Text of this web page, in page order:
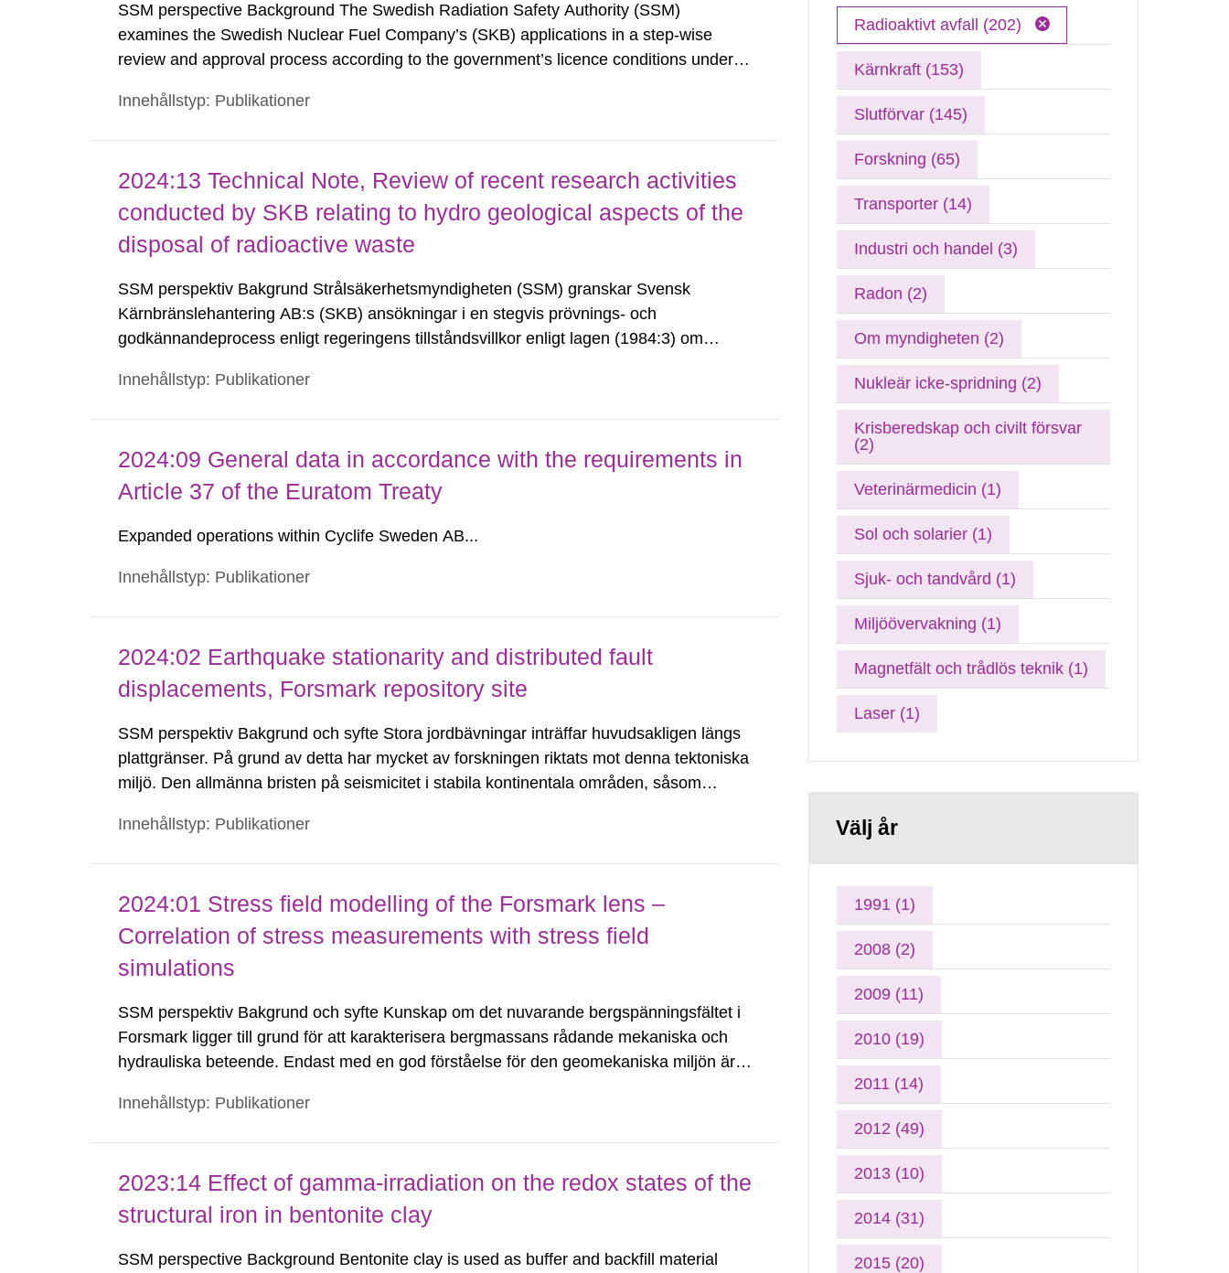
SSM perspective Background The Swedish Radiation Safety Authority (SSM)
examines the Swedish Nuclear Fuel Company’s (SKB) applications in a step-wise
review and approval process according to the government’s licence conditions under
geological disposal facilities. As part of the review, SSM commissions consultants...
Innehållstyp: Publikationer
2024:13 Technical Note, Review of recent research activities
conducted by SKB relating to hydro geological aspects of the
disposal of radioactive waste
SSM perspektiv Bakgrund Strålsäkerhetsmyndigheten (SSM) granskar Svensk
Kärnbränslehantering AB:s (SKB) ansökningar i en stegvis prövnings- och
godkännandeprocess enligt regeringens tillståndsvillkor enligt lagen (1984:3) om
slutförvarsanläggningar. Som en del...
Innehållstyp: Publikationer
2024:09 General data in accordance with the requirements in
Article 37 of the Euratom Treaty
Expanded operations within Cyclife Sweden AB...
Innehållstyp: Publikationer
2024:02 Earthquake stationarity and distributed fault
displacements, Forsmark repository site
SSM perspektiv Bakgrund och syfte Stora jordbävningar inträffar huvudsakligen längs
plattgränser. På grund av detta har mycket av forskningen riktats mot denna tektoniska
miljö. Den allmänna bristen på seismicitet i stabila kontinentala områden, såsom
Innehållstyp: Publikationer
2024:01 Stress field modelling of the Forsmark lens –
Correlation of stress measurements with stress field
simulations
SSM perspektiv Bakgrund och syfte Kunskap om det nuvarande bergspänningsfältet i
Forsmark ligger till grund för att karakterisera bergmassans rådande mekaniska och
hydrauliska beteende. Endast med en god förståelse för den geomekaniska miljön är
befintliga bergspänningsmätningar...
Innehållstyp: Publikationer
2023:14 Effect of gamma-irradiation on the redox states of the
structural iron in bentonite clay
SSM perspective Background Bentonite clay is used as buffer and backfill material
Radioaktivt avfall (202)
Kärnkraft (153)
Slutförvar (145)
Forskning (65)
Transporter (14)
Industri och handel (3)
Radon (2)
Om myndigheten (2)
Nukleär icke-spridning (2)
Krisberedskap och civilt försvar
(2)
Veterinärmedicin (1)
Sol och solarier (1)
Sjuk- och tandvård (1)
Miljöövervakning (1)
Magnetfält och trådlös teknik (1)
Laser (1)
Välj år
1991 (1)
2008 (2)
2009 (11)
2010 (19)
2011 (14)
2012 (49)
2013 (10)
2014 (31)
2015 (20)